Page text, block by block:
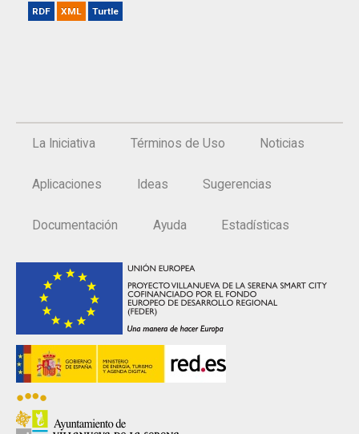
RDF XML Turtle
La Iniciativa Términos de Uso Noticias
Aplicaciones Ideas Sugerencias
Documentación Ayuda Estadísticas